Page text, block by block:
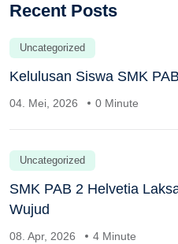
Recent Posts
Uncategorized
Kelulusan Siswa SMK
04. Mei, 2026 0 Minute
Uncategorized
SMK PAB 2 Helvetia
Wujud
08. Apr, 2026 4 Minute